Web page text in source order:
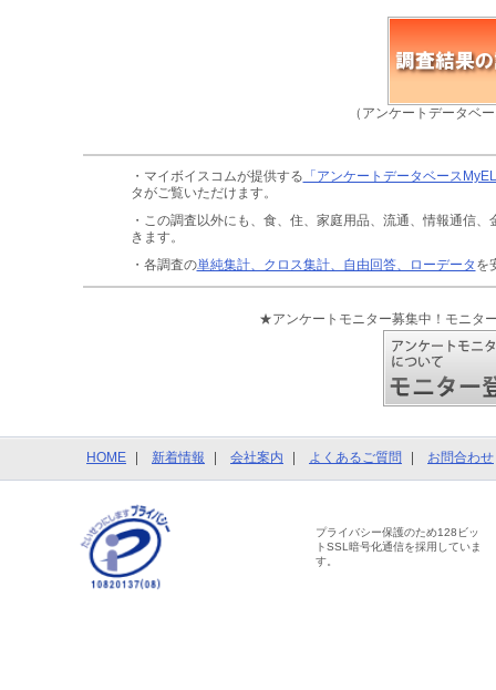
（アンケートデータベ
・マイボイスコムが提供する 「アンケートデータベース
タがご覧いただけます。
・この調査以外にも、食、住、家庭用品、流通、情報通信、
きます。
・各調査の単純集計、クロス集計、自由回答、ローデータ を
★アンケートモニター募集中！モニタ
HOME 新着情報 会社案内 よくあるご質問 お問合わせ
プライバシー保護のため128ビッ
トSSL暗号化通信を採用していま
す。